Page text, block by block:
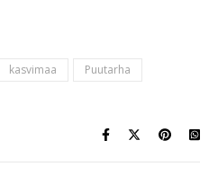
kasvimaa
Puutarha